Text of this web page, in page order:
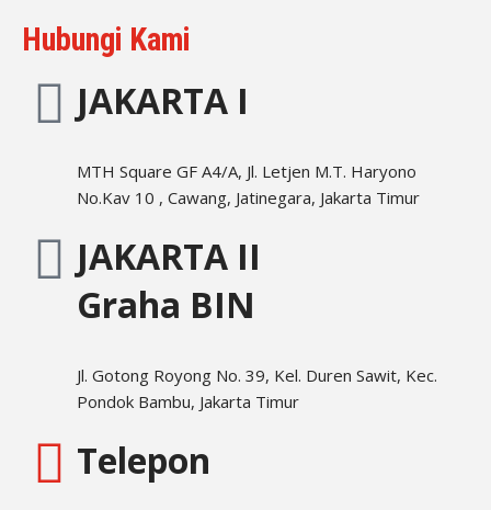
Hubungi Kami
JAKARTA I
MTH Square GF A4/A, Jl. Letjen M.T. Haryono
No.Kav 10 , Cawang, Jatinegara, Jakarta Timur
JAKARTA II
Graha BIN
Jl. Gotong Royong No. 39, Kel. Duren Sawit, Kec.
Pondok Bambu, Jakarta Timur
Telepon